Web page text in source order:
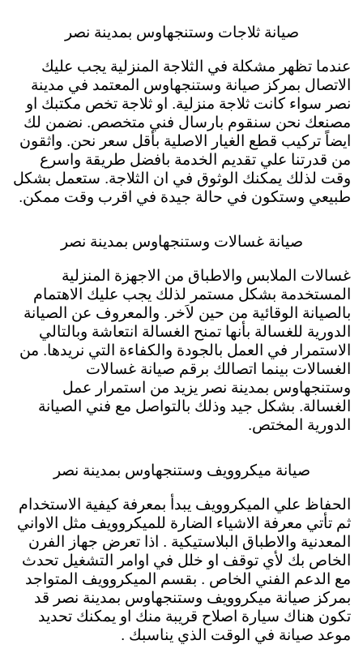
صيانة ثلاجات وستنجهاوس بمدينة نصر
عندما تظهر مشكلة في الثلاجة المنزلية يجب عليك
الاتصال بمركز صيانة وستنجهاوس المعتمد في مدينة
نصر سواء كانت ثلاجة منزلية. او ثلاجة تخص مكتبك او
مصنعك نحن سنقوم بارسال فني متخصص. نضمن لك
ايضاً تركيب قطع الغيار الاصلية بأقل سعر نحن. واثقون
من قدرتنا علي تقديم الخدمة بافضل طريقة واسرع
وقت لذلك يمكنك الوثوق في ان الثلاجة. ستعمل بشكل
طبيعي وستكون في حالة جيدة في اقرب وقت ممكن.
صيانة غسالات وستنجهاوس بمدينة نصر
غسالات الملابس والاطباق من الاجهزة المنزلية
المستخدمة بشكل مستمر لذلك يجب عليك الاهتمام
بالصيانة الوقائية من حين لاَخر. والمعروف عن الصيانة
الدورية للغسالة بأنها تمنح الغسالة انتعاشة وبالتالي
الاستمرار في العمل بالجودة والكفاءة التي نريدها. من
الغسالات بينما اتصالك برقم صيانة غسالات
وستنجهاوس بمدينة نصر يزيد من استمرار عمل
الغسالة. بشكل جيد وذلك بالتواصل مع فني الصيانة
الدورية المختص.
صيانة ميكروويف وستنجهاوس بمدينة نصر
الحفاظ علي الميكروويف يبدأ بمعرفة كيفية الاستخدام
ثم تأتي معرفة الاشياء الضارة للميكروويف مثل الاواني
المعدنية والاطباق البلاستيكية . اذا تعرض جهاز الفرن
الخاص بك لأي توقف او خلل في اوامر التشغيل تحدث
مع الدعم الفني الخاص . بقسم الميكروويف المتواجد
بمركز صيانة ميكروويف وستنجهاوس بمدينة نصر قد
تكون هناك سيارة اصلاح قريبة منك او يمكنك تحديد
موعد صيانة في الوقت الذي يناسبك .